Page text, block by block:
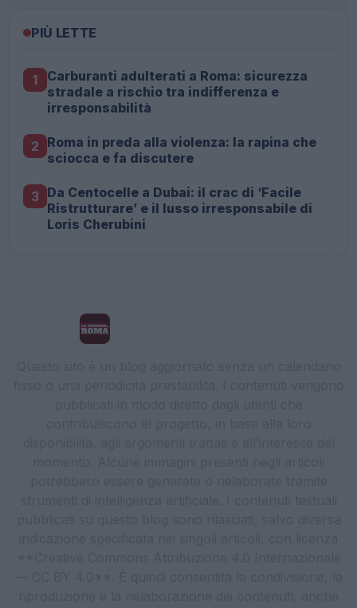
PIÙ LETTE
1
Carburanti adulterati a Roma: sicurezza
stradale a rischio tra indifferenza e
irresponsabilità
2 Roma in preda alla violenza: la rapina che
sciocca e fa discutere
3 Da Centocelle a Dubai: il crac di ‘Facile
Ristrutturare’ e il lusso irresponsabile di
Loris Cherubini